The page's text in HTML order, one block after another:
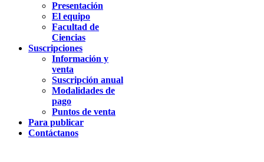
Presentación
El equipo
Facultad de
Ciencias
Suscripciones
Información y
venta
Suscripción anual
Modalidades de
pago
Puntos de venta
Para publicar
Contáctanos